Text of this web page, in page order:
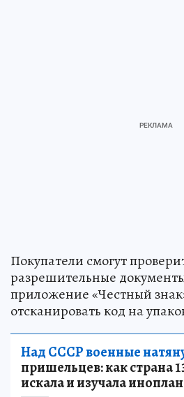
Покупатели смогут
разрешительные
приложение «Честный
отсканировать код на
Над СССР военные
пришельцев: как страна
искала и изучала